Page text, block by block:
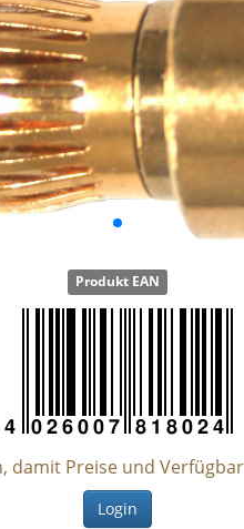
Produkt EAN
damit Preise und
Login